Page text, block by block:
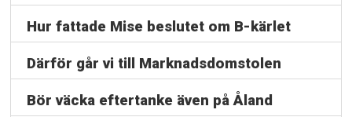
Hur fattade Mise beslutet om B-kärlet
Därför går vi till Marknadsdomstolen
Bör väcka eftertanke även på Åland